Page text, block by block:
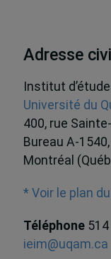
Adresse
Institut
Université du
400, rue
Bureau A-
Montréal
* Voir le plan
Téléphone
ieim@uqam.ca